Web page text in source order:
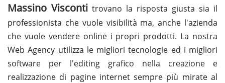
Massino Visconti trovano la risposta giusta sia il
professionista che vuole visibilità ma, anche l'azienda
che vuole vendere online i propri prodotti. La nostra
Web Agency utilizza le migliori tecnologie ed i migliori
software per l'editing grafico nella creazione e
realizzazione di pagine internet sempre più mirate al